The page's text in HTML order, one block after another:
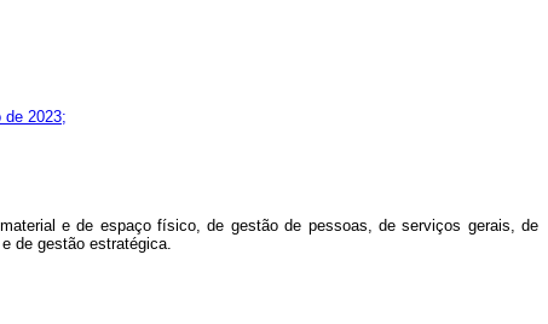
de 2023;
e de espaço físico, de gestão de pessoas, de serviços gerais, de
de gestão estratégica.